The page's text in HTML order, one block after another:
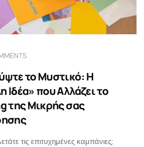
το Μυστικό: Η
Ιδέα» που Αλλάζει το
της Μικρής σας
τις επιτυχημένες καμπάνιες;